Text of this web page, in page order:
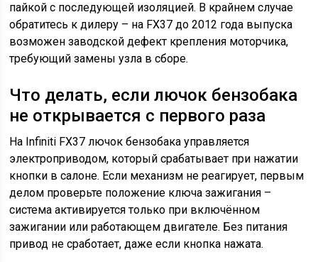
пайкой с последующей изоляцией. В крайнем случае
обратитесь к дилеру – на FX37 до 2012 года выпуска
возможен заводской дефект крепления моторчика,
требующий замены узла в сборе.
Что делать, если лючок бензобака
не открывается с первого раза
На Infiniti FX37 лючок бензобака управляется
электроприводом, который срабатывает при нажатии
кнопки в салоне. Если механизм не реагирует, первым
делом проверьте положение ключа зажигания –
система активируется только при включённом
зажигании или работающем двигателе. Без питания
привод не сработает, даже если кнопка нажата.